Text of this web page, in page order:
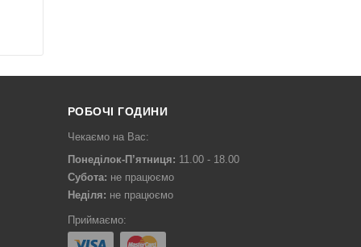
РОБОЧІ ГОДИНИ
Чекаємо на Вас:
Понеділок-П’ятниця: 11.00 - 18.00
Субота: не працюємо
Неділя: не працюємо
Приймаємо: